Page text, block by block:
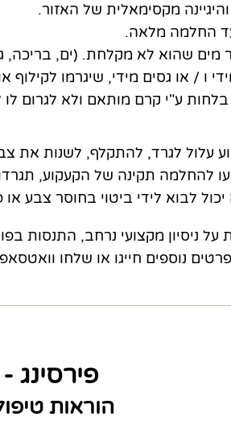
מקסימאלית של האזור.
החלמה מלאה.
מים שהוא לא מקלחת. (ים, בריכה,
ו / או גסים מידי, שיגרמו
ע"י קרם מותאם ולא לגרום לו
עלול לגרד, להתקלף, לשנות את
להחלמה תקינה של הקעקוע,
יכול לבוא לידי ביטוי בחוסר צבע או
ניסיון מקצועי נרחב, התנסות
נוספים חייגו או שלחו וואטסאפ למספר
פירסינג
הוראות